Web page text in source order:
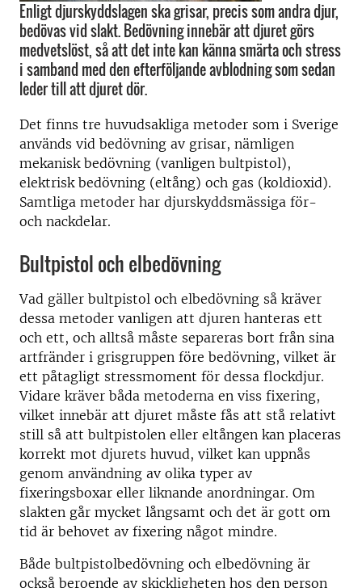
Enligt djurskyddslagen ska grisar, precis som andra djur,
bedövas vid slakt. Bedövning innebär att djuret görs
medvetslöst, så att det inte kan känna smärta och stress
i samband med den efterföljande avblodning som sedan
leder till att djuret dör.
Det finns tre huvudsakliga metoder som i Sverige
används vid bedövning av grisar, nämligen
mekanisk bedövning (vanligen bultpistol),
elektrisk bedövning (eltång) och gas (koldioxid).
Samtliga metoder har djurskyddsmässiga för-
och nackdelar.
Bultpistol och elbedövning
Vad gäller bultpistol och elbedövning så kräver
dessa metoder vanligen att djuren hanteras ett
och ett, och alltså måste separeras bort från sina
artfränder i grisgruppen före bedövning, vilket är
ett påtagligt stressmoment för dessa flockdjur.
Vidare kräver båda metoderna en viss fixering,
vilket innebär att djuret måste fås att stå relativt
still så att bultpistolen eller eltången kan placeras
korrekt mot djurets huvud, vilket kan uppnås
genom användning av olika typer av
fixeringsboxar eller liknande anordningar. Om
slakten går mycket långsamt och det är gott om
tid är behovet av fixering något mindre.
Både bultpistolbedövning och elbedövning är
också beroende av skickligheten hos den person